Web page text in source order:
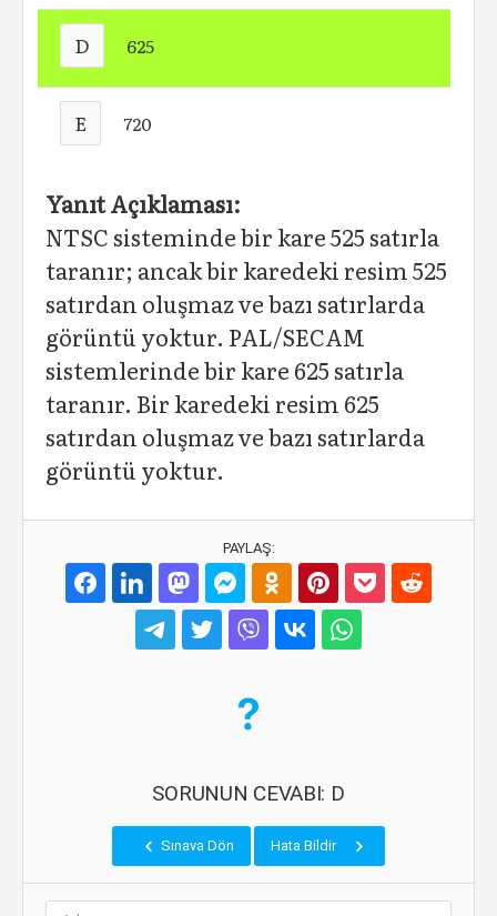
D 625
E 720
Yanıt Açıklaması:
NTSC sisteminde bir kare 525 satırla
taranır; ancak bir karedeki resim 525
satırdan oluşmaz ve bazı satırlarda
görüntü yoktur. PAL/SECAM
sistemlerinde bir kare 625 satırla
taranır. Bir karedeki resim 625
satırdan oluşmaz ve bazı satırlarda
görüntü yoktur.
PAYLAŞ:
SORUNUN CEVABI: D
Sınava Dön Hata Bildir